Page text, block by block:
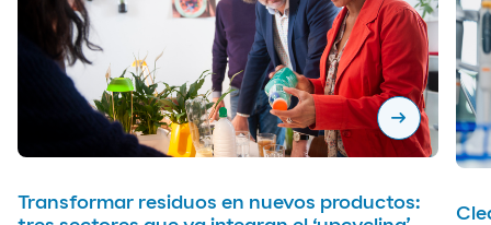
arrow_right_alt
Transformar residuos en nuevos productos: